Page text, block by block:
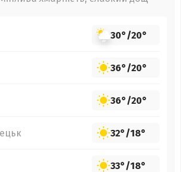
30°/20°
36°/20°
36°/20°
32°/18°
33°/18°